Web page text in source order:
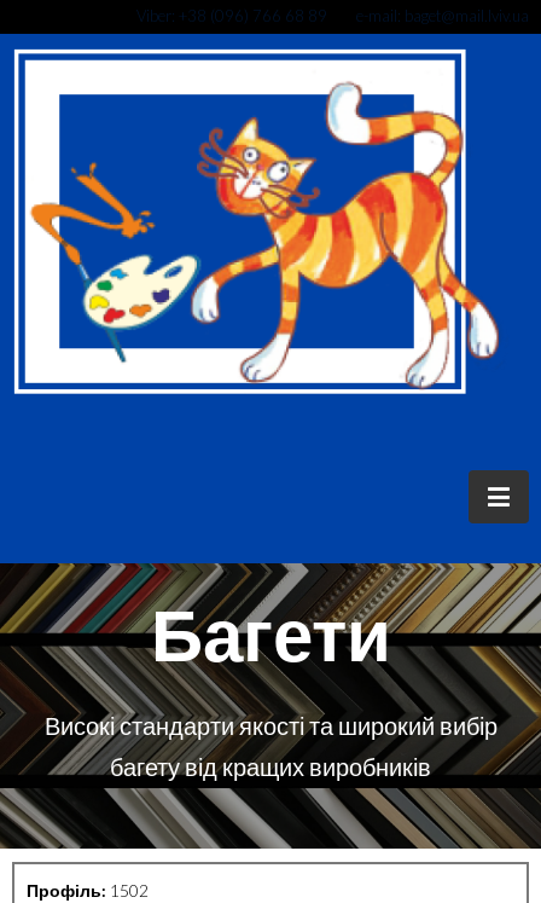
Viber: +38 (096) 766 68 89 e-mail: baget@mail.lviv.ua
Багети
Високі стандарти якості та широкий вибір
багету від кращих виробників
Профіль: 1502